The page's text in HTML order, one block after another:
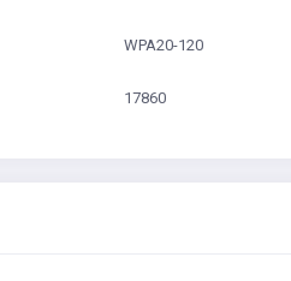
WPA20-120
17860